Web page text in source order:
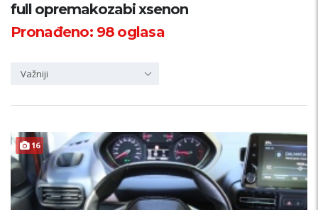
Županija
full opremakozabi xsenon
Pronađeno: 98oglasa
Važniji
16